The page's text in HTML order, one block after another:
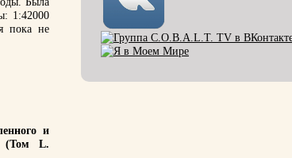
1:42000
пока не
и
(Том L.